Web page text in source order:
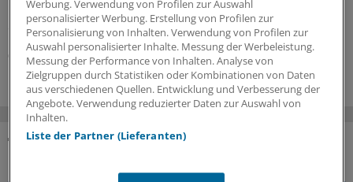
Unterstützungsangebote als integrale Bestandteile
eines Primärversorgungssystems an.
03.08.2026
Werbung. Verwendung von Profilen zur Auswahl
personalisierter Werbung. Erstellung von Profilen zur
Personalisierung von Inhalten. Verwendung von Profilen zur
Auswahl personalisierter Inhalte. Messung der Werbeleistung.
Messung der Performance von Inhalten. Analyse von
Zielgruppen durch Statistiken oder Kombinationen von Daten
aus verschiedenen Quellen. Entwicklung und Verbesserung der
Angebote. Verwendung reduzierter Daten zur Auswahl von
Inhalten.
Liste der Partner (Lieferanten)